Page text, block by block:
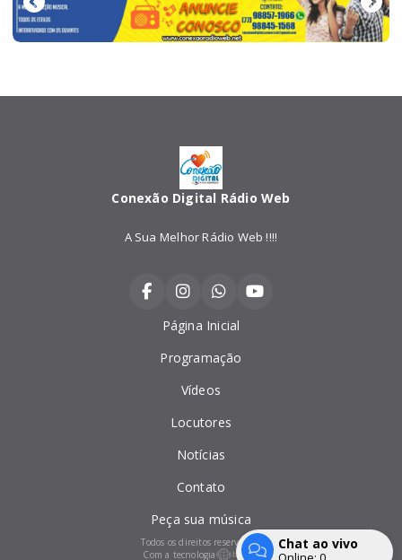
Conexão Digital Rádio Web
A Sua Melhor Rádio Web !!!!
Página Inicial
Programação
Vídeos
Locutores
Notícias
Contato
Peça sua música
Todos os direitos reservados.
Com a tecnologia
Chat ao vivo